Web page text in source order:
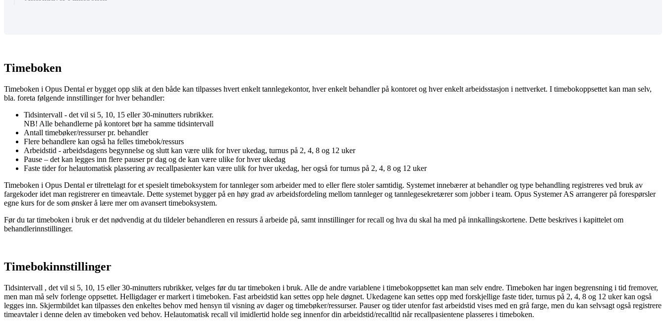
Timeboken
Timeboken i Opus Dental er bygget opp slik at den både kan tilpasses hvert enkelt tannlegekontor, hver enkelt behandler på kontoret og hver enkelt arbeidsstasjon i nettverket. I timebokoppsettet kan man selv,
bla. foreta følgende innstillinger for hver behandler:
Tidsintervall - det vil si 5, 10, 15 eller 30-minutters rubrikker.
NB! Alle behandlerne på kontoret bør ha samme tidsintervall
Antall timebøker/ressurser pr. behandler
Flere behandlere kan også ha felles timebok/ressurs
Arbeidstid - arbeidsdagens begynnelse og slutt kan være ulik for hver ukedag, turnus på 2, 4, 8 og 12 uker
Pause – det kan legges inn flere pauser pr dag og de kan være ulike for hver ukedag
Faste tider for helautomatisk plassering av recallpasienter kan være ulik for hver ukedag, her også for turnus på 2, 4, 8 og 12 uker
Timeboken i Opus Dental er tilrettelagt for et spesielt timeboksystem for tannleger som arbeider med to eller flere stoler samtidig. Systemet innebærer at behandler og type behandling registreres ved bruk av
fargekoder idet man registrerer en timeavtale. Dette systemet bygger på en høy grad av arbeidsfordeling mellom tannleger og tannlegesekretærer som jobber i team. Opus Systemer AS arrangerer på forespørsler
egne kurs for de som ønsker å lære mer om avansert timeboksystem.
Før du tar timeboken i bruk er det nødvendig at du tildeler behandleren en ressurs å arbeide på, samt innstillinger for recall og hva du skal ha med på innkallingskortene. Dette beskrives i kapittelet om
behandlerinnstillinger.
Timebokinnstillinger
Tidsintervall , det vil si 5, 10, 15 eller 30-minutters rubrikker, velges før du tar timeboken i bruk. Alle de andre variablene i timebokoppsettet kan man selv endre. Timeboken har ingen begrensning i tid fremover,
men man må selv forlenge oppsettet. Helligdager er markert i timeboken. Fast arbeidstid kan settes opp hele døgnet. Ukedagene kan settes opp med forskjellige faste tider, turnus på 2, 4, 8 og 12 uker kan også
legges inn. Skjermbildet kan tilpasses den enkeltes behov med hensyn til visning av dager og timebøker/ressurser. Pauser og tider utenfor fast arbeidstid vises med en grå farge, men du kan selvsagt også registrere
timeavtaler i denne delen av timeboken ved behov. Helautomatisk recall vil imidlertid holde seg innenfor din arbeidstid/recalltid når recallpasientene plasseres i timeboken.